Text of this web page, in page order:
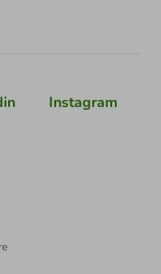
Instagram